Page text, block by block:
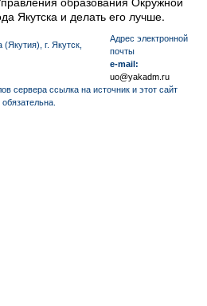
Якутска и делать его лучше.
г. Якутск,
Aдрес электронной
почты
e-mail:
uo@yakadm.ru
сервера ссылка на источник и этот сайт
обязательна.